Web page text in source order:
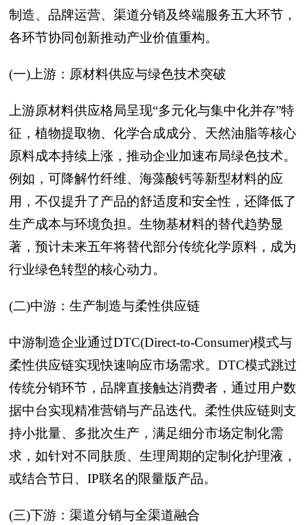
制造、品牌运营、渠道分销及终端服务五大环节，
各环节协同创新推动产业价值重构。
(一)上游：原材料供应与绿色技术突破
上游原材料供应格局呈现“多元化与集中化并存”特
征，植物提取物、化学合成成分、天然油脂等核心
原料成本持续上涨，推动企业加速布局绿色技术。
例如，可降解竹纤维、海藻酸钙等新型材料的应
用，不仅提升了产品的舒适度和安全性，还降低了
生产成本与环境负担。生物基材料的替代趋势显
著，预计未来五年将替代部分传统化学原料，成为
行业绿色转型的核心动力。
(二)中游：生产制造与柔性供应链
中游制造企业通过DTC(Direct-to-Consumer)模式与
柔性供应链实现快速响应市场需求。DTC模式跳过
传统分销环节，品牌直接触达消费者，通过用户数
据中台实现精准营销与产品迭代。柔性供应链则支
持小批量、多批次生产，满足细分市场定制化需
求，如针对不同肤质、生理周期的定制化护理液，
或结合节日、IP联名的限量版产品。
(三)下游：渠道分销与全渠道融合